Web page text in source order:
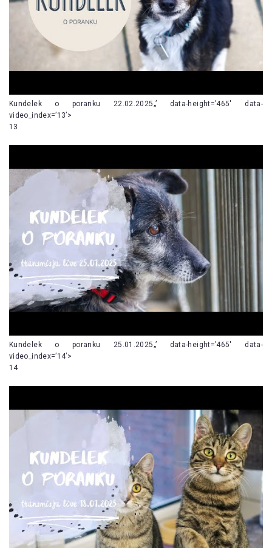
Kundelek o poranku 22.02.2025„’ data-height=’465′ data-
video_index=’13’>
13
Kundelek o poranku 25.01.2025„’ data-height=’465′ data-
video_index=’14’>
14